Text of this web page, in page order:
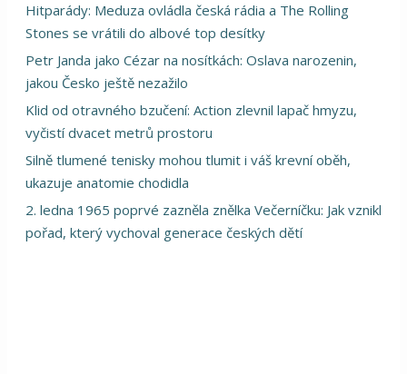
Hitparády: Meduza ovládla česká rádia a The Rolling
Stones se vrátili do albové top desítky
Petr Janda jako Cézar na nosítkách: Oslava narozenin,
jakou Česko ještě nezažilo
Klid od otravného bzučení: Action zlevnil lapač hmyzu,
vyčistí dvacet metrů prostoru
Silně tlumené tenisky mohou tlumit i váš krevní oběh,
ukazuje anatomie chodidla
2. ledna 1965 poprvé zazněla znělka Večerníčku: Jak vznikl
pořad, který vychoval generace českých dětí